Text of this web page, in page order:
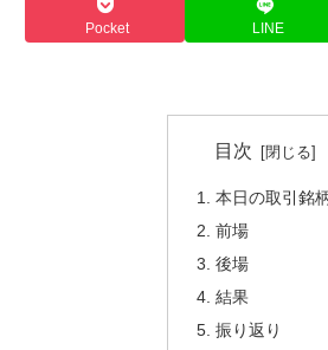
Pocket LINE
目次
本日の取引銘
前場
後場
結果
振り返り